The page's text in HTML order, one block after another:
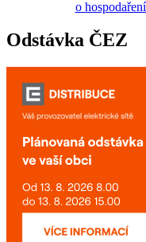
o
Odstávka ČEZ